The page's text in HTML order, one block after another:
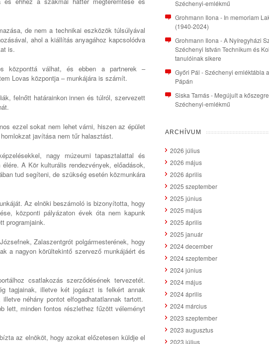
de nem a technikai eszközök túlsúlyával
ahol a kiállítás anyagához kapcsolódva
is.
központtá válhat, és ebben a partnerek –
Lovas központja – munkájára is számít.
felnőtt határainkon innen és túlról, szervezett
ezzel sokat nem lehet várni, hiszen az épület
javítása nem tűr halasztást.
nagy múzeumi tapasztalattal és
A Kör kulturális rendezvények, előadások,
tud segíteni, de szükség esetén közmunkára
Az elnöki beszámoló is bizonyította, hogy
központi pályázaton évek óta nem kapunk
programjaink.
Zalaszentgrót polgármesterének, hogy
a nagyon körültekintő szervező munkájáért és
csatlakozás szerződésének tervezetét.
tagjainak, illetve két jogászt is felkért annak
néhány pontot elfogadhatatlannak tartott.
lett, minden fontos részlethez fűzött véleményt
az elnököt, hogy azokat előzetesen küldje el
Széchenyi-emlékmű
Grohmann Ilona - In memoriam
(1940-2024)
Grohmann Ilona -A Nyíregyházi
Széchenyi István Technikum és
tanulóinak sikere
Győri Pál -Széchenyi emléktábla
Pápán
Siska Tamás- Megújult a
Széchenyi-emlékmű
ARCHÍVUM
2026 július
2026 május
2026 április
2025 szeptember
2025 június
2025 május
2025 április
2025 január
2024 december
2024 szeptember
2024 június
2024 május
2024 április
2024 március
2023 szeptember
2023 augusztus
2023 július